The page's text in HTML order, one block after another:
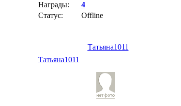
Награды:
4
Статус:
Offline
Татьяна1011
Татьяна1011